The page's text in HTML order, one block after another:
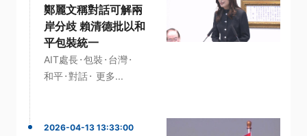
鄭麗文稱對話可解兩
岸分歧 賴清德批以和
平包裝統一
AIT處長·包裝 · 台灣·
和平·對話· 更多...
2026-04-13 13:33:00